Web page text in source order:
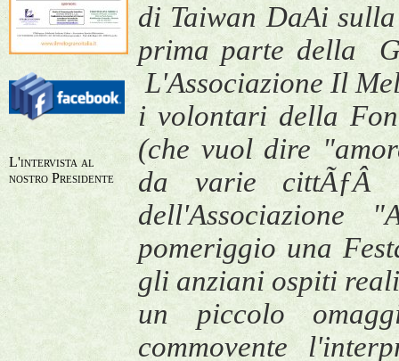
L'intervista al
nostro Presidente
di Taiwan DaAi
prima parte della
L'Associazione Il
i volontari della
(che vuol dire
da varie cittÃƒÂ
dell'Associazione
pomeriggio una
gli anziani ospiti
un piccolo
commovente